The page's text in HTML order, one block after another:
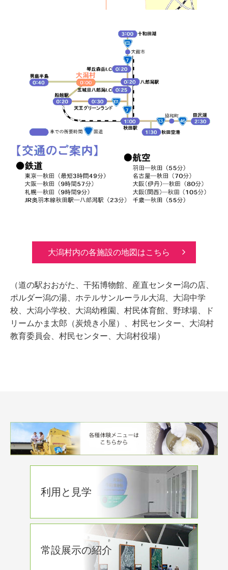
大潟村内の各施設の地図はこちら
（道の駅おおがた、干拓博物館、産直センター潟の店、
ポルダー潟の湯、ホテルサンルーラル大潟、大潟中学
校、大潟小学校、大潟幼稚園、村民体育館、野球場、ド
リームかま太郎（炭焼き小屋）、村民センター、大潟村
教育委員会、村民センター、大潟村役場）
利用と見学
常設展示の紹介